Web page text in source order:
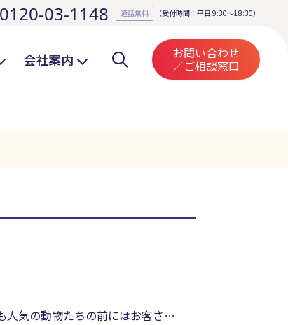
0120-03-1148 通話無料 （受付時間：平日 9:30～18:30）
会社案内 お問い合わせ
／ご相談窓口
気の動物たちの前にはお客さん